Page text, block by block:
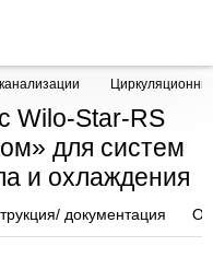
Wilo-Star-RS
для систем
и охлаждения
документация